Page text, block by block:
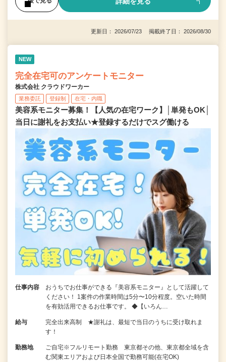
更新日： 2026/07/23 掲載終了日： 2026/08/30
NEW
完全在宅可のアンケートモニター
株式会社 クラウドワーカー
業務委託 登録制 在宅・内職
美容系モニター募集！【人気の在宅ワーク】│単発もOK│
当日に謝礼をお支払い★登録するだけでスグ働ける
仕事内容
おうちでお仕事ができる『美容系モニター』として活躍して
ください！ 1案件の作業時間は5分〜10分程度。空いた時間
を有効活用できるお仕事です。 ◆【いろん…
給与
完全出来高制 ★謝礼は、最短で当日のうちに受け取れま
す！
勤務地
ご自宅※フルリモート勤務 東京都その他、東京都全域を含
む関東エリアおよび日本全国で勤務可能(在宅OK)